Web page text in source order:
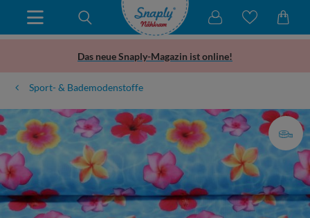
Das neue Snaply-Magazin ist online!
Sport- & Bademodenstoffe